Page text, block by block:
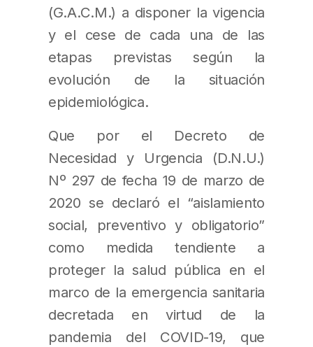
(G.A.C.M.) a disponer la vigencia
y el cese de cada una de las
etapas previstas según la
evolución de la situación
epidemiológica.
Que por el Decreto de
Necesidad y Urgencia (D.N.U.)
Nº 297 de fecha 19 de marzo de
2020 se declaró el “aislamiento
social, preventivo y obligatorio”
como medida tendiente a
proteger la salud pública en el
marco de la emergencia sanitaria
decretada en virtud de la
pandemia del COVID-19, que